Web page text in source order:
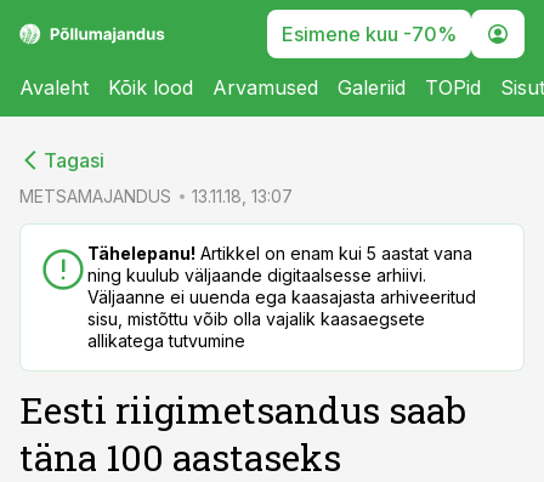
Esimene kuu -70%
Avaleht Kõik lood Arvamused Galeriid TOPid
Tagasi
METSAMAJANDUS 13.11.18, 13:07
Tähelepanu! Artikkel on enam kui 5 aastat vana
ning kuulub väljaande digitaalsesse arhiivi.
Väljaanne ei uuenda ega kaasajasta arhiveeritud
sisu, mistõttu võib olla vajalik kaasaegsete
allikatega tutvumine
Eesti riigimetsandus saab
täna 100 aastaseks